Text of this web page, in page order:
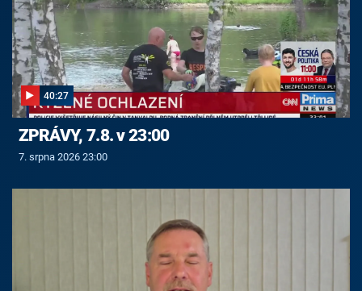
40:27
ZPRÁVY, 7.8. v 23:00
7. srpna 2026 23:00